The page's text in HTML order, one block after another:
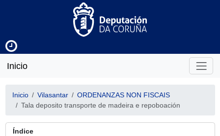
Inicio
Inicio Vilasantar
ORDENANZAS NON FISCAIS
Tala deposito transporte de madeira e repoboación
Índice